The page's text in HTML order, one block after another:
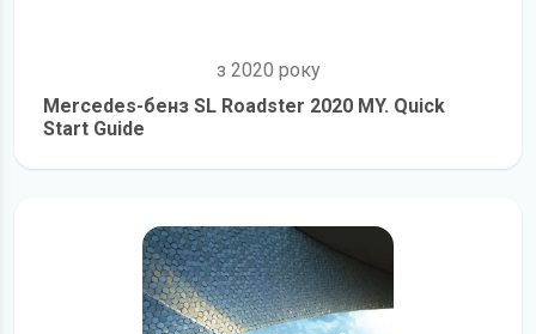
з 2020 року
Mercedes-бенз SL Roadster 2020 MY. Quick
Start Guide